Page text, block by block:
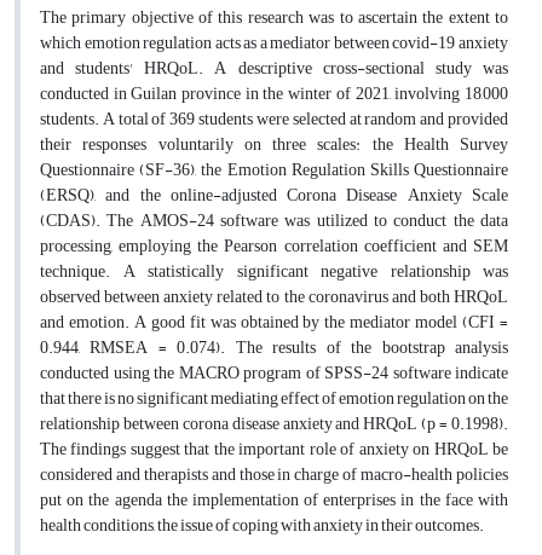
The primary objective of this research was to ascertain the extent to
which emotion regulation acts as a mediator between covid-19 anxiety
and students' HRQoL. A descriptive cross-sectional study was
conducted in Guilan province in the winter of 2021, involving 18,000
students. A total of 369 students wer​e selected at random and provided
their responses voluntarily on three scales: the Health Survey
Questionnaire (SF-36), the Emotion Regulation Skills Questionnaire
(ERSQ), and the online-adjusted Corona Disease Anxiety Scale
(CDAS). The AMOS-24 software was utilized to conduct the data
processing, employing the Pearson correlation coefficient and SEM
technique. A statistically significant negative relationship was
observed between anxiety related to the coronavirus and both HRQoL
and emotion. A good fit was obtained by the mediator model (CFI =
0.944, RMSEA = 0.074). The results of the bootstrap analysis
conducted using the MACRO program of SPSS-24 software indicate
that there is no significant mediating effect of emotion regulation on the
relationship between corona disease anxiety and HRQoL (p = 0.1998).
The findings suggest that the important role of anxiety on HRQoL be
considered and therapists and those in charge of macro-health policies
put on the agenda the implementation of enterprises in the face with
health conditions, the issue of coping with anxiety in their outcomes.